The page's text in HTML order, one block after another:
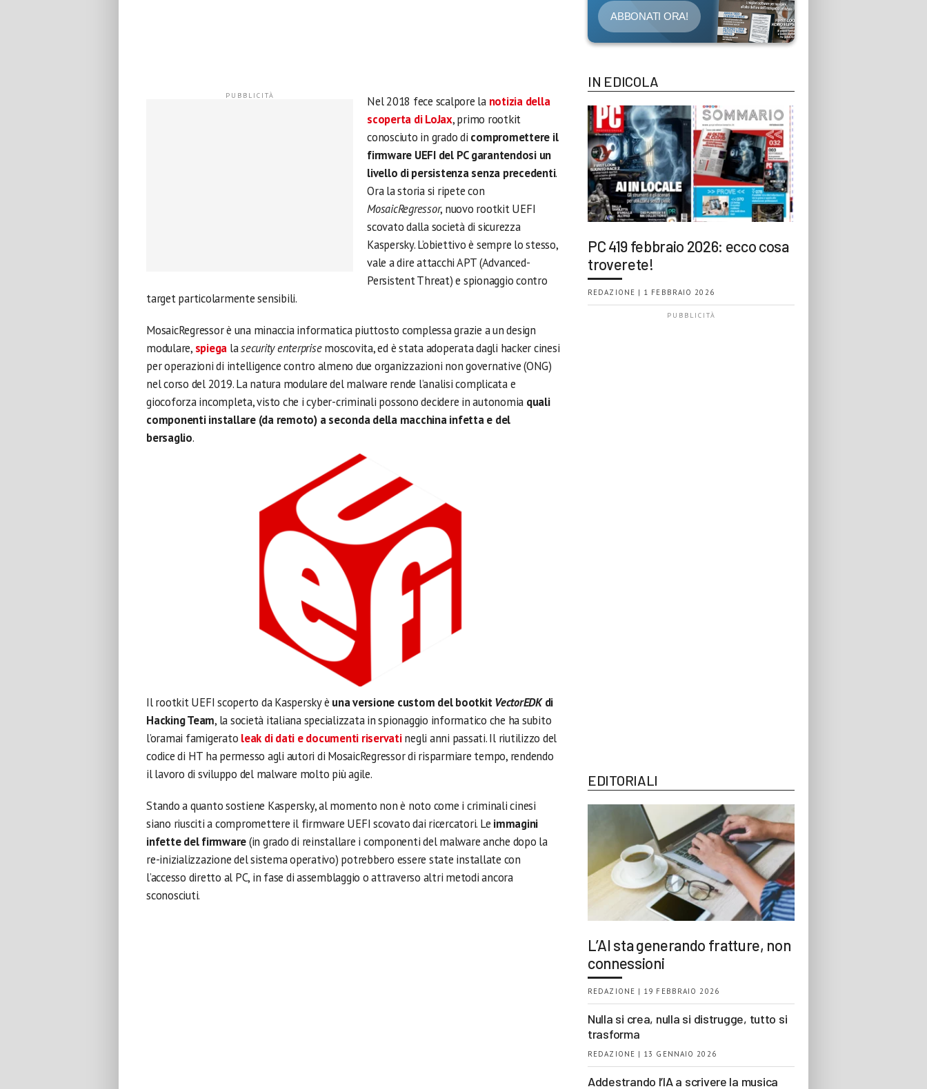
Nel 2018 fece scalpore la notizia della
scoperta di LoJax, primo rootkit
conosciuto in grado di compromettere il
firmware UEFI del PC garantendosi un
livello di persistenza senza precedenti.
Ora la storia si ripete con
MosaicRegressor, nuovo rootkit UEFI
scovato dalla società di sicurezza
Kaspersky. L’obiettivo è sempre lo stesso,
vale a dire attacchi APT (Advanced-
Persistent Threat) e spionaggio contro
target particolarmente sensibili.
MosaicRegressor è una minaccia informatica piuttosto complessa grazie a un design
modulare, spiega lasecurity enterprisemoscovita, ed è stata adoperata dagli hacker cinesi
per operazioni di intelligence contro almeno due organizzazioni non governative (ONG)
nel corso del 2019. La natura modulare del malware rende l’analisi complicata e
giocoforza incompleta, visto che i cyber-criminali possono decidere in autonomia quali
componenti installare (da remoto) a seconda della macchina infetta e del
bersaglio.
Il rootkit UEFI scoperto da Kaspersky è una versione custom del bootkitVectorEDKdi
Hacking Team, la società italiana specializzata in spionaggio informatico che ha subito
l’oramai famigerato leak di dati e documenti riservatinegli anni passati. Il riutilizzo del
codice di HT ha permesso agli autori di MosaicRegressor di risparmiare tempo, rendendo
il lavoro di sviluppo del malware molto più agile.
Stando a quanto sostiene Kaspersky, al momento non è noto come i criminali cinesi
siano riusciti a compromettere il firmware UEFI scovato dai ricercatori. Le immagini
infette del firmware(in grado di reinstallare i componenti del malware anche dopo la
re-inizializzazione del sistema operativo) potrebbero essere state installate con
l’accesso diretto al PC, in fase di assemblaggio o attraverso altri metodi ancora
sconosciuti.
ABBONATI ORA!
IN EDICOLA
PC 419 febbraio 2026: ecco cosa
troverete!
REDAZIONE | 1 FEBBRAIO 2026
EDITORIALI
L’AI sta generando fratture, non
connessioni
REDAZIONE | 19 FEBBRAIO 2026
Nulla si crea, nulla si distrugge, tutto si
trasforma
REDAZIONE | 13 GENNAIO 2026
Addestrando l’IA a scrivere la musica